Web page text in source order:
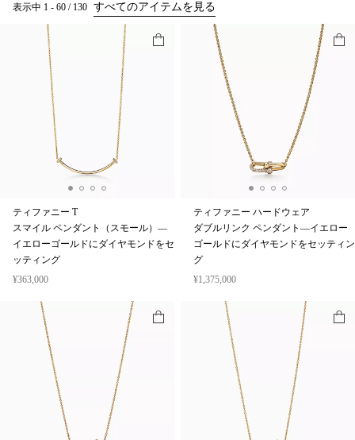
表示中 1 - 60 / 130 すべてのアイテムを見る
ティファニー T
スマイル ペンダント（スモール）—
イエローゴールドにダイヤモンドをセ
ッティング
¥363,000
ティファニー ハードウェア
ダブルリンク ペンダント—イエロー
ゴールドにダイヤモンドをセッティン
グ
¥1,375,000